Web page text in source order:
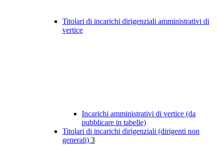
Titolari di incarichi dirigenziali amministrativi di
vertice
Incarichi amministrativi di vertice (da
pubblicare in tabelle)
Titolari di incarichi dirigenziali (dirigenti non
generali) 3